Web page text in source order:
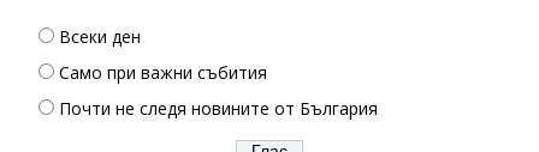
Всеки ден
Само при важни събития
Почти не следя новините от България